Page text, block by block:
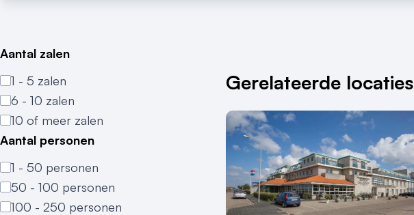
Aantal zalen
1 - 5 zalen
6 - 10 zalen
10 of meer zalen
Aantal personen
1 - 50 personen
50 - 100 personen
100 - 250 personen
Gerelateerde locaties